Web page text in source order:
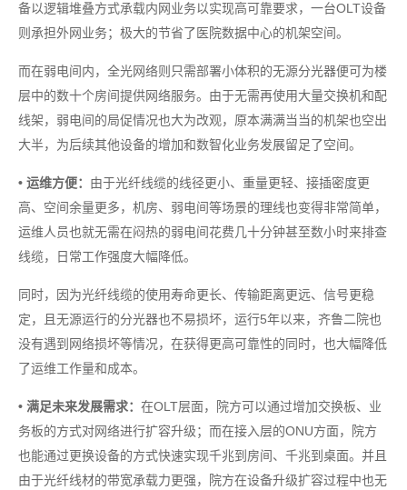
备以逻辑堆叠方式承载内网业务以实现高可靠要求，一台OLT设备
则承担外网业务；极大的节省了医院数据中心的机架空间。
而在弱电间内，全光网络则只需部署小体积的无源分光器便可为楼
层中的数十个房间提供网络服务。由于无需再使用大量交换机和配
线架，弱电间的局促情况也大为改观，原本满满当当的机架也空出
大半，为后续其他设备的增加和数智化业务发展留足了空间。
• 运维方便： 由于光纤线缆的线径更小、重量更轻、接插密度更
高、空间余量更多，机房、弱电间等场景的理线也变得非常简单，
运维人员也就无需在闷热的弱电间花费几十分钟甚至数小时来排查
线缆，日常工作强度大幅降低。
同时，因为光纤线缆的使用寿命更长、传输距离更远、信号更稳
定，且无源运行的分光器也不易损坏，运行5年以来，齐鲁二院也
没有遇到网络损坏等情况，在获得更高可靠性的同时，也大幅降低
了运维工作量和成本。
• 满足未来发展需求： 在OLT层面，院方可以通过增加交换板、业
务板的方式对网络进行扩容升级；而在接入层的ONU方面，院方
也能通过更换设备的方式快速实现千兆到房间、千兆到桌面。并且
由于光纤线材的带宽承载力更强，院方在设备升级扩容过程中也无